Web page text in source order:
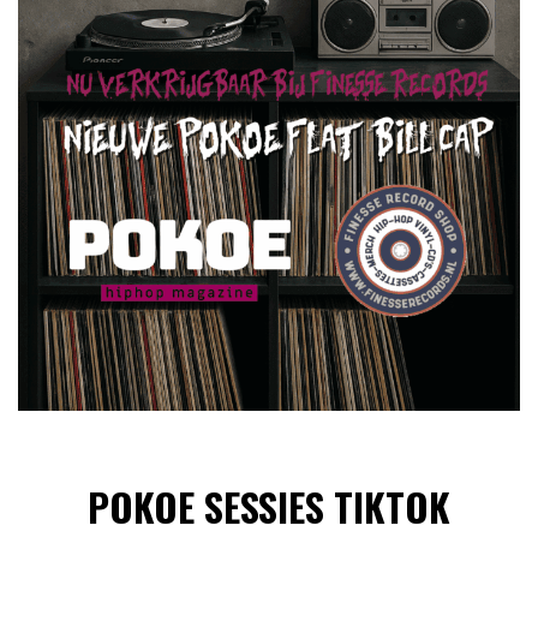
POKOE SESSIES TIKTOK